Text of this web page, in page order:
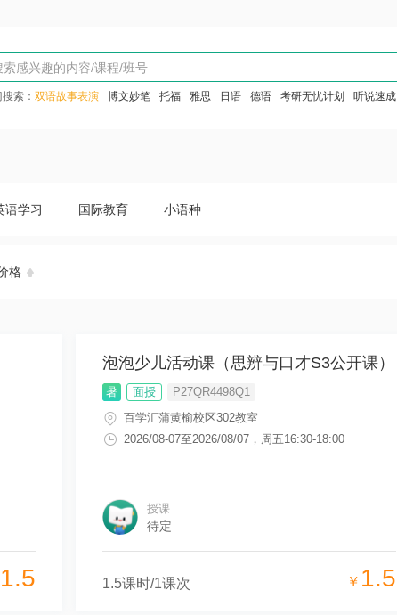
索： 双语故事表演 博文妙笔 托福 雅思 日语 德语 考研无忧计划 听说速成
语学习 国际教育 小语种
格
1.5
泡泡少儿活动课（思辨与口才S3公开课）
暑 面授
P27QR4498Q1
百学汇蒲黄榆校区302教室
2026/08-07至2026/08/07 ， 周五16:30-18:00
授课
待定
1.5课时/1课次 ￥ 1.5